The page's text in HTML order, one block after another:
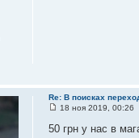
Re: В поисках
18 ноя 2019, 00:26
50 грн у нас в